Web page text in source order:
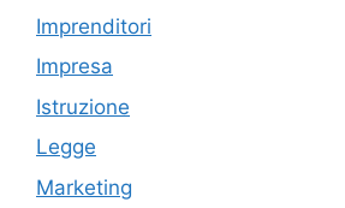
Imprenditori
Impresa
Istruzione
Legge
Marketing